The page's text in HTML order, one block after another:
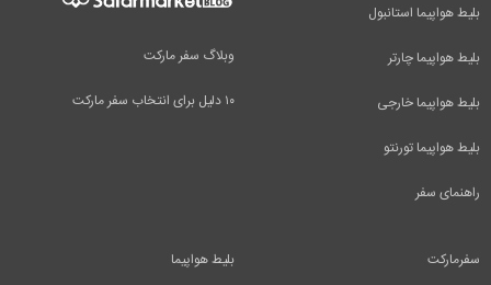
وبلاگ سفر مارکت
۱۰ دلیل برای انتخاب سفر مارکت
بلیط هواپیما استانبول
بلیط هواپیما چارتر
بلیط هواپیما خارجی
بلیط هواپیما تورنتو
راهنمای سفر
بلیط هواپیما سفرمارکت